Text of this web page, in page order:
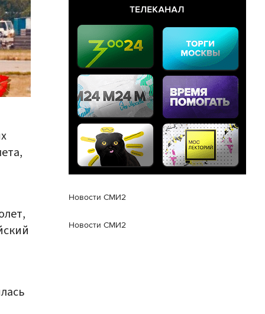
Новости СМИ2
Новости СМИ2